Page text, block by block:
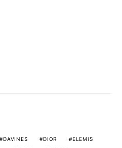
DAVINES DIOR
ELEMIS